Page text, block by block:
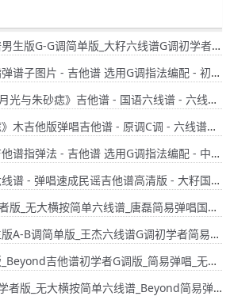
调简单版_大籽六线谱G调初学者简易弹唱版_女生版B-C调
- 吉他谱 选用G调指法编配 - 初级谱子 - 六线谱(独奏/指弹谱)
砂痣》吉他谱 - 国语六线谱 - 六线谱(弹唱谱) - 原调G调
唱吉他谱 - 原调C调 - 六线谱选调C调编配 - 国语版曲谱高清图片
- 吉他谱 选用G调指法编配 - 中级谱子 - 六线谱(独奏/指弹谱)
成民谣吉他谱高清版 - 大籽国语版歌谱 - 选调编配G调 - 原调G调
_无大横按简单六线谱_唐磊简易弹唱国语版
单版_王杰六线谱G调初学者简易弹唱版_女生版C-D调
吉他谱初学者G调版_简易弹唱_无大横按粤语版
_无大横按简单六线谱_Beyond简易弹唱粤语版